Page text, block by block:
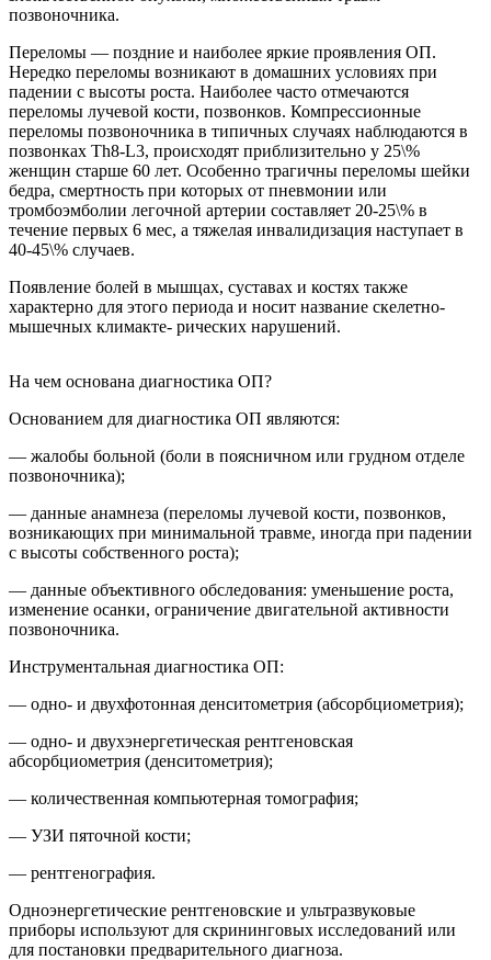
позвоночника.
Переломы — поздние и наиболее яркие проявления ОП.
Нередко переломы возникают в домашних условиях при
падении с высоты роста. Наиболее часто отмечаются
переломы лучевой кости, позвонков. Компрессионные
переломы позвоночника в типичных случаях наблюдаются в
позвонках Th8-L3, происходят приблизительно у 25\%
женщин старше 60 лет. Особенно трагичны переломы шейки
бедра, смертность при которых от пневмонии или
тромбоэмболии легочной артерии составляет 20-25\% в
течение первых 6 мес, а тяжелая инвалидизация наступает в
40-45\% случаев.
Появление болей в мышцах, суставах и костях также
характерно для этого периода и носит название скелетно-
мышечных климакте- рических нарушений.
На чем основана диагностика ОП?
Основанием для диагностика ОП являются:
— жалобы больной (боли в поясничном или грудном отделе
позвоночника);
— данные анамнеза (переломы лучевой кости, позвонков,
возникающих при минимальной травме, иногда при падении
с высоты собственного роста);
— данные объективного обследования: уменьшение роста,
изменение осанки, ограничение двигательной активности
позвоночника.
Инструментальная диагностика ОП:
— одно- и двухфотонная денситометрия (абсорбциометрия);
— одно- и двухэнергетическая рентгеновская
абсорбциометрия (денситометрия);
— количественная компьютерная томография;
— УЗИ пяточной кости;
— рентгенография.
Одноэнергетические рентгеновские и ультразвуковые
приборы используют для скрининговых исследований или
для постановки предварительного диагноза.